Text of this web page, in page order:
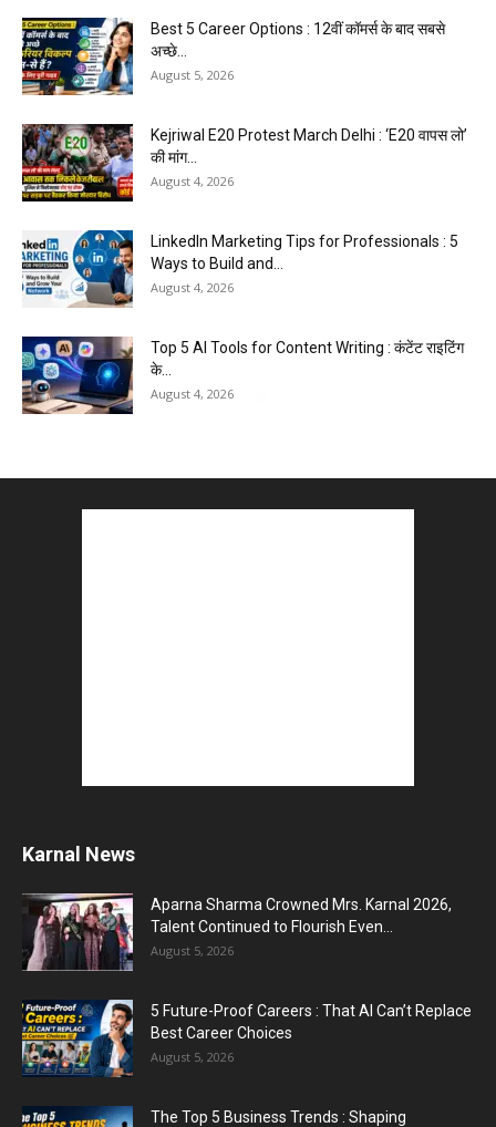
Best 5 Career Options : 12वीं कॉमर्स के बाद सबसे
अच्छे...
August 5, 2026
Kejriwal E20 Protest March Delhi : ‘E20 वापस लो’
की मांग...
August 4, 2026
LinkedIn Marketing Tips for Professionals : 5
Ways to Build and...
August 4, 2026
Top 5 AI Tools for Content Writing : कंटेंट राइटिंग
के...
August 4, 2026
Karnal News
Aparna Sharma Crowned Mrs. Karnal 2026,
Talent Continued to Flourish Even...
August 5, 2026
5 Future-Proof Careers : That AI Can’t Replace
Best Career Choices
August 5, 2026
The Top 5 Business Trends : Shaping